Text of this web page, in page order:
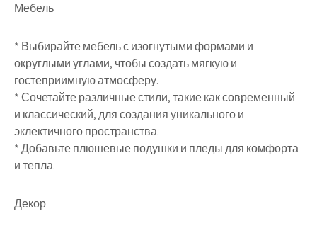
Мебель
* Выбирайте мебель с изогнутыми формами и
округлыми углами, чтобы создать мягкую и
гостеприимную атмосферу.
* Сочетайте различные стили, такие как современный
и классический, для создания уникального и
эклектичного пространства.
* Добавьте плюшевые подушки и пледы для комфорта
и тепла.
Декор